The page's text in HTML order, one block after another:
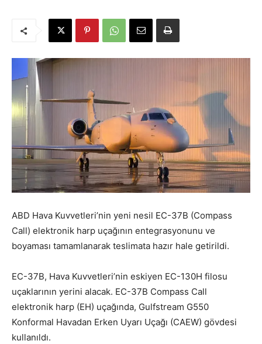
ABD Hava Kuvvetleri’nin yeni nesil EC-37B (Compass
Call) elektronik harp uçağının entegrasyonunu ve
boyaması tamamlanarak teslimata hazır hale getirildi.
EC-37B, Hava Kuvvetleri’nin eskiyen EC-130H filosu
uçaklarının yerini alacak. EC-37B Compass Call
elektronik harp (EH) uçağında, Gulfstream G550
Konformal Havadan Erken Uyarı Uçağı (CAEW) gövdesi
kullanıldı.